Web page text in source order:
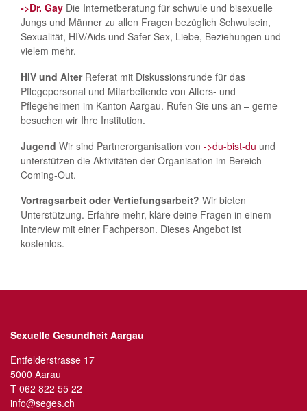
->Dr. Gay Die Internetberatung für schwule und bisexuelle
Jungs und Männer zu allen Fragen bezüglich Schwulsein,
Sexualität, HIV/Aids und Safer Sex, Liebe, Beziehungen und
vielem mehr.
HIV und AlterReferat mit Diskussionsrunde für das
Pflegepersonal und Mitarbeitende von Alters- und
Pflegeheimen im Kanton Aargau. Rufen Sie uns an – gerne
besuchen wir Ihre Institution.
Jugend Wir sind Partnerorganisation von ->du-bist-du und
unterstützen die Aktivitäten der Organisation im Bereich
Coming-Out.
Vortragsarbeit oder Vertiefungsarbeit? Wir bieten
Unterstützung. Erfahre mehr, kläre deine Fragen in einem
Interview mit einer Fachperson. Dieses Angebot ist
kostenlos.
Sexuelle Gesundheit Aargau
Entfelderstrasse 17
5000 Aarau
T 062 822 55 22
info@seges.ch